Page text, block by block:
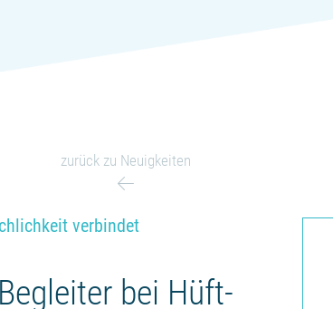
zurück zu Neuigkeiten
verbindet
bei Hüft-